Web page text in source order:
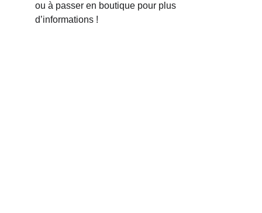
ou à passer en boutique pour plus
d’informations !